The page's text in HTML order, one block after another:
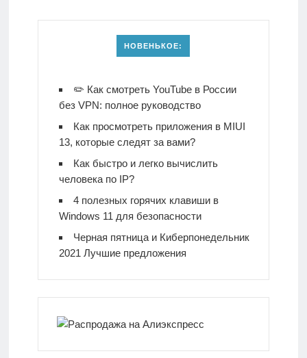
НОВЕНЬКОЕ:
✏️ Как смотреть YouTube в России
без VPN: полное руководство
Как просмотреть приложения в MIUI
13, которые следят за вами?
Как быстро и легко вычислить
человека по IP?
4 полезных горячих клавиши в
Windows 11 для безопасности
Черная пятница и Киберпонедельник
2021 Лучшие предложения